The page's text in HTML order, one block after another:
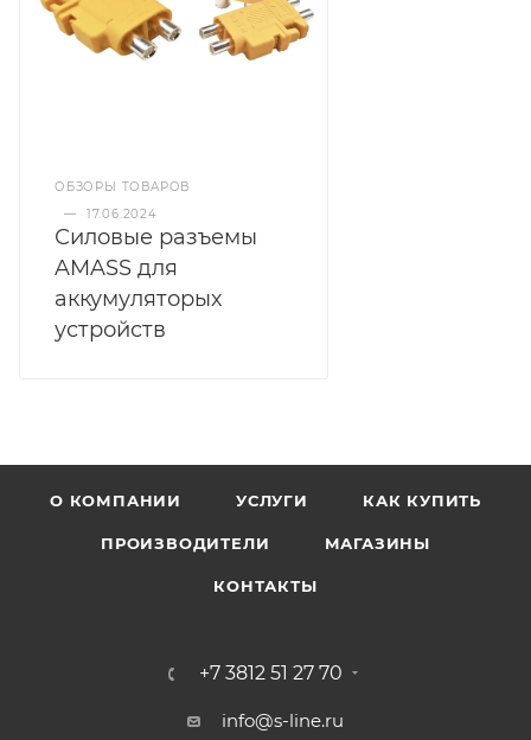
ОБЗОРЫ ТОВАРОВ
—
17.06.2024
Силовые разъемы
AMASS для
аккумуляторых
устройств
О КОМПАНИИ УСЛУГИ КАК КУПИТЬ
ПРОИЗВОДИТЕЛИ МАГАЗИНЫ
КОНТАКТЫ
+7 3812 51 27 70
info@s-line.ru